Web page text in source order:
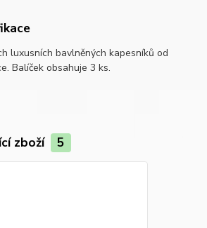
luxusních bavlněných kapesníků od
Balíček obsahuje 3 ks.
zboží 5